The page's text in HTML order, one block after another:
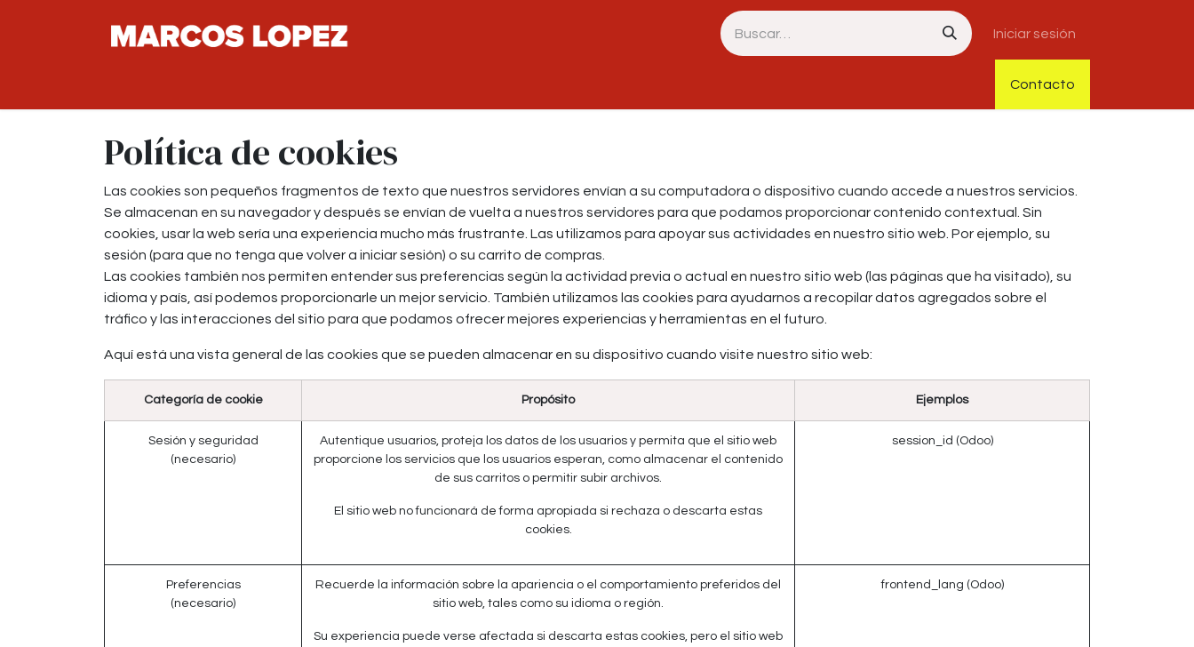
Iniciar sesión
Contacto
Política de cookies
Las cookies son pequeños fragmentos de texto que nuestros servidores envían a su computadora o dispositivo cuando accede a nuestros servicios.
Se almacenan en su navegador y después se envían de vuelta a nuestros servidores para que podamos proporcionar contenido contextual. Sin
cookies, usar la web sería una experiencia mucho más frustrante. Las utilizamos para apoyar sus actividades en nuestro sitio web. Por ejemplo, su
sesión (para que no tenga que volver a iniciar sesión) o su carrito de compras.
Las cookies también nos permiten entender sus preferencias según la actividad previa o actual en nuestro sitio web (las páginas que ha visitado), su
idioma y país, así podemos proporcionarle un mejor servicio. También utilizamos las cookies para ayudarnos a recopilar datos agregados sobre el
tráfico y las interacciones del sitio para que podamos ofrecer mejores experiencias y herramientas en el futuro.
Aquí está una vista general de las cookies que se pueden almacenar en su dispositivo cuando visite nuestro sitio web:
Categoría de cookie Propósito Ejemplos
Sesión y seguridad
(necesario)
Autentique usuarios, proteja los datos de los usuarios y permita que el sitio web
proporcione los servicios que los usuarios esperan, como almacenar el contenido
de sus carritos o permitir subir archivos.
El sitio web no funcionará de forma apropiada si rechaza o descarta estas
cookies.
session_id (Odoo)
Preferencias
(necesario)
Recuerde la información sobre la apariencia o el comportamiento preferidos del
sitio web, tales como su idioma o región.
Su experiencia puede verse afectada si descarta estas cookies, pero el sitio web
frontend_lang (Odoo)